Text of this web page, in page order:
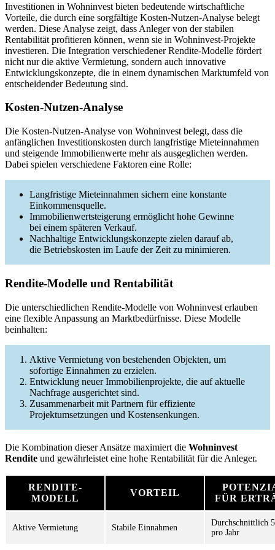
Investitionen in Wohninvest bieten bedeutende wirtschaftliche
Vorteile, die durch eine sorgfältige Kosten-Nutzen-Analyse belegt
werden. Diese Analyse zeigt, dass Anleger von der stabilen
Rentabilität profitieren können, wenn sie in Wohninvest-Projekte
investieren. Die Integration verschiedener Rendite-Modelle fördert
nicht nur die aktive Vermietung, sondern auch innovative
Entwicklungskonzepte, die in einem dynamischen Marktumfeld von
entscheidender Bedeutung sind.
Kosten-Nutzen-Analyse
Die Kosten-Nutzen-Analyse von Wohninvest belegt, dass die
anfänglichen Investitionskosten durch langfristige Mieteinnahmen
und steigende Immobilienwerte mehr als ausgeglichen werden.
Dabei spielen verschiedene Faktoren eine Rolle:
Langfristige Mieteinnahmen sichern eine konstante
Einkommensquelle.
Immobilienwertsteigerung ermöglicht hohe Gewinne
bei einem späteren Verkauf.
Nachhaltige Entwicklungskonzepte zielen darauf ab,
die Betriebskosten im Laufe der Zeit zu minimieren.
Rendite-Modelle und Rentabilität
Die unterschiedlichen Rendite-Modelle von Wohninvest erlauben
eine flexible Anpassung an Marktbedürfnisse. Diese Modelle
beinhalten:
Aktive Vermietung von bestehenden Objekten, um
sofortige Einnahmen zu erzielen.
Entwicklung neuer Immobilienprojekte, die auf aktuelle
Nachfrage ausgerichtet sind.
Zusammenarbeit mit Partnern für effiziente
Projektumsetzungen und Kostensenkungen.
Die Kombination dieser Ansätze maximiert die Wohninvest
Rendite und gewährleistet eine hohe Rentabilität für die Anleger.
RENDITE-
MODELL
VORTEIL
FÜR
Aktive Vermietung Stabile Einnahmen
Durchschnittlich
pro Jahr